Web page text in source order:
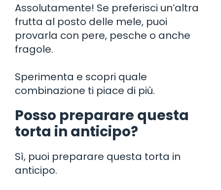
Assolutamente! Se preferisci un’altra
frutta al posto delle mele, puoi
provarla con pere, pesche o anche
fragole.
Sperimenta e scopri quale
combinazione ti piace di più.
Posso preparare questa
torta in anticipo?
Sì, puoi preparare questa torta in
anticipo.